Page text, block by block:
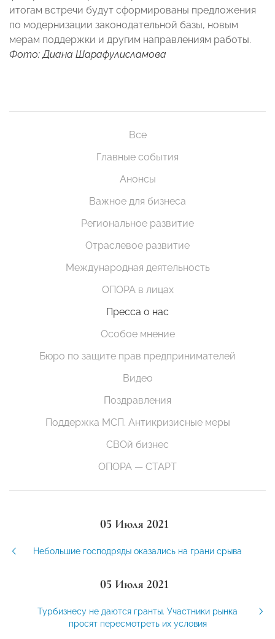
итогам встречи будут сформированы предложения
по модернизации законодательной базы, новым
мерам поддержки и другим направлениям работы.
Фото: Диана Шарафулисламова
Все
Главные события
Анонсы
Важное для бизнеса
Региональное развитие
Отраслевое развитие
Международная деятельность
ОПОРА в лицах
Пресса о нас
Особое мнение
Бюро по защите прав предпринимателей
Видео
Поздравления
Поддержка МСП. Антикризисные меры
СВОй бизнес
ОПОРА — СТАРТ
05 Июля 2021
Небольшие господряды оказались на грани срыва
05 Июля 2021
Турбизнесу не даются гранты. Участники рынка
просят пересмотреть их условия